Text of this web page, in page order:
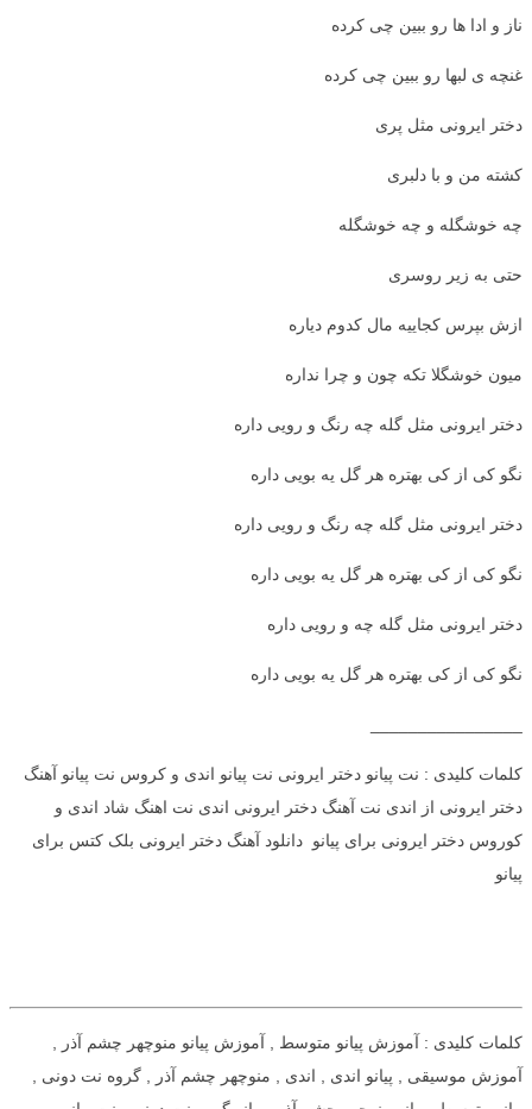
ناز و ادا ها رو ببین چی کرده
غنچه ی لبها رو ببین چی کرده
دختر ایرونی مثل پری
کشته من و با دلبری
چه خوشگله و چه خوشگله
حتی به زیر روسری
ازش بپرس کجاییه مال کدوم دیاره
میون خوشگلا تکه چون و چرا نداره
دختر ایرونی مثل گله چه رنگ و رویی داره
نگو کی از کی بهتره هر گل یه بویی داره
دختر ایرونی مثل گله چه رنگ و رویی داره
نگو کی از کی بهتره هر گل یه بویی داره
دختر ایرونی مثل گله چه و رویی داره
نگو کی از کی بهتره هر گل یه بویی داره
کلمات کلیدی : نت پیانو دختر ایرونی نت پیانو اندی و کروس نت پیانو آهنگ
دختر ایرونی از اندی نت آهنگ دختر ایرونی اندی نت اهنگ شاد اندی و
کوروس دختر ایرونی برای پیانو دانلود آهنگ دختر ایرونی بلک کتس برای
پیانو
کلمات کلیدی : آموزش پیانو متوسط , آموزش پیانو منوچهر چشم آذر ,
آموزش موسیقی , پیانو اندی , اندی , منوچهر چشم آذر , گروه نت دونی ,